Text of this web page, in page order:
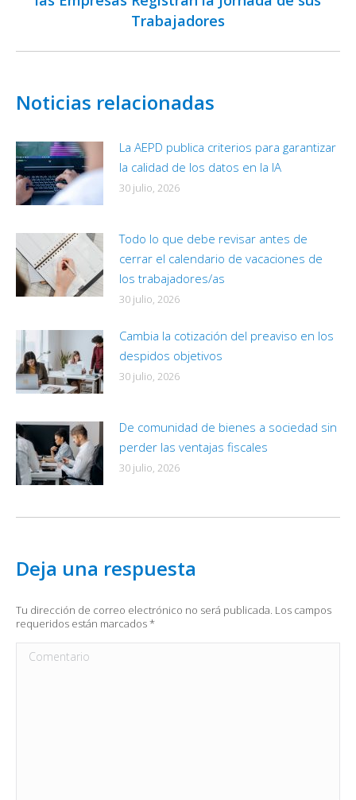
siguiente:
Trabajadores
Noticias relacionadas
La AEPD publica criterios para garantizar
la calidad de los datos en la IA
30 julio, 2026
Todo lo que debe revisar antes de
cerrar el calendario de vacaciones de
los trabajadores/as
30 julio, 2026
Cambia la cotización del preaviso en los
despidos objetivos
30 julio, 2026
De comunidad de bienes a sociedad sin
perder las ventajas fiscales
30 julio, 2026
Deja una respuesta
Tu dirección de correo electrónico no será publicada. Los campos
requeridos están marcados*
Comentario